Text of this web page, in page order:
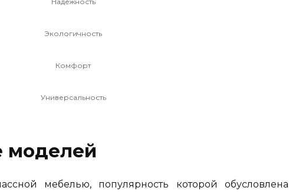
Экологичность
Комфорт
Универсальность
моделей
мебелью, популярность которой обусловлена